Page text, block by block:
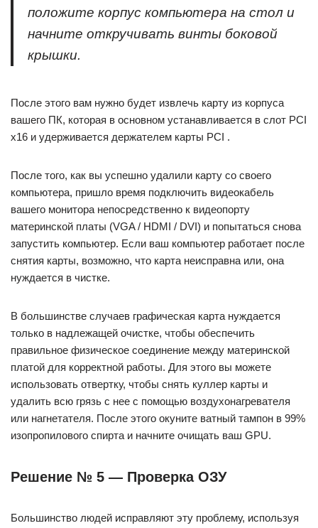
положите корпус компьютера на стол и
начните откручивать винты боковой
крышки.
После этого вам нужно будет извлечь карту из корпуса
вашего ПК, которая в основном устанавливается в слот PCI
x16 и удерживается держателем карты PCI .
После того, как вы успешно удалили карту со своего
компьютера, пришло время подключить видеокабель
вашего монитора непосредственно к видеопорту
материнской платы (VGA / HDMI / DVI) и попытаться снова
запустить компьютер. Если ваш компьютер работает после
снятия карты, возможно, что карта неисправна или, она
нуждается в чистке.
В большинстве случаев графическая карта нуждается
только в надлежащей очистке, чтобы обеспечить
правильное физическое соединение между материнской
платой для корректной работы. Для этого вы можете
использовать отвертку, чтобы снять куллер карты и
удалить всю грязь с нее с помощью воздухонагревателя
или нагнетателя. После этого окуните ватный тампон в 99%
изопропилового спирта и начните очищать ваш GPU.
Решение № 5 — Проверка ОЗУ
Большинство людей исправляют эту проблему, используя